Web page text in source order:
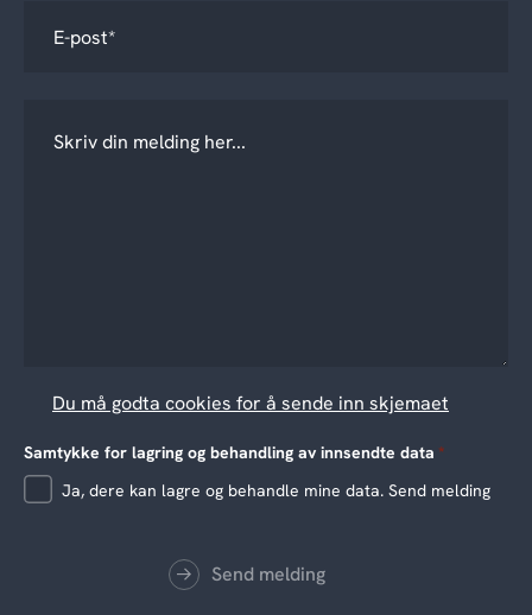
Du må godta cookies for å sende inn skjemaet
Samtykke for lagring og behandling av innsendte data *
Ja, dere kan lagre og behandle mine data. Send melding
Send melding